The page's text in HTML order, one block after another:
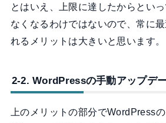
とはいえ、上限に達したからとい
なくなるわけではないので、常に
れるメリットは大きいと思います。
2-2. WordPressの手動アップデ
上のメリットの部分でWordPress